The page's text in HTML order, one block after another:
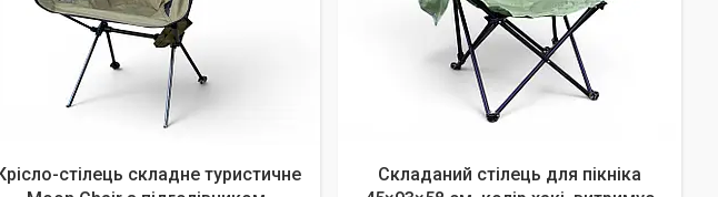
стілець складне туристичне
Складаний стілець для пікніка